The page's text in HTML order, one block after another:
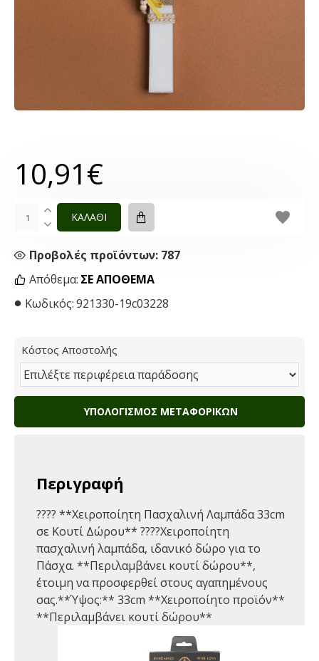
Απόθεμα: ΣΕ ΑΠΌΘΕΜΑ
Κωδικός:921330-19c03228
Προβολές προϊόντων: 787
10,91€
ΚΑΛΑΘΙ
Κόστος Αποστολής
ΥΠΟΛΟΓΙΣΜΌΣ ΜΕΤΑΦΟΡΙΚΏΝ
Περιγραφή
????️ **Χειροποίητη Πασχαλινή Λαμπάδα 33cm
σε Κουτί Δώρου** ????Χειροποίητη
πασχαλινή λαμπάδα, ιδανικό δώρο για το
Πάσχα. **Περιλαμβάνει κουτί δώρου**,
έτοιμη να προσφερθεί στους αγαπημένους
σας.**Ύψος:** 33cm **Χειροποίητο προϊόν**
**Περιλαμβάνει κουτί δώρου**